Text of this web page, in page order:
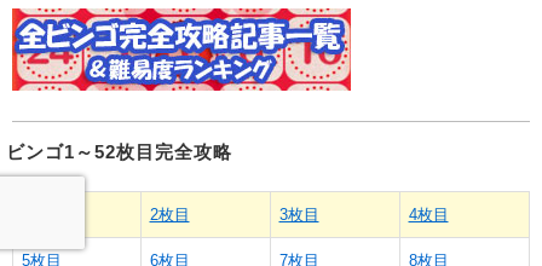
ビンゴ1～52枚目完全攻略
2枚目 3枚目 4枚目
5枚目 6枚目 7枚目 8枚目